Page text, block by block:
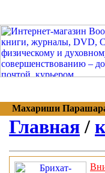
Махариши Парашара
Главная /